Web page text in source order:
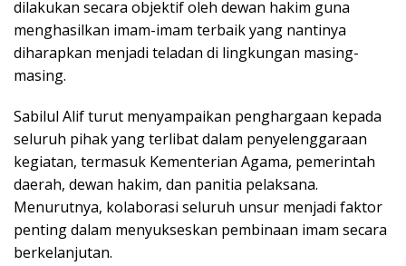
dilakukan secara objektif oleh dewan hakim guna
menghasilkan imam-imam terbaik yang nantinya
diharapkan menjadi teladan di lingkungan masing-
masing.
Sabilul Alif turut menyampaikan penghargaan kepada
seluruh pihak yang terlibat dalam penyelenggaraan
kegiatan, termasuk Kementerian Agama, pemerintah
daerah, dewan hakim, dan panitia pelaksana.
Menurutnya, kolaborasi seluruh unsur menjadi faktor
penting dalam menyukseskan pembinaan imam secara
berkelanjutan.